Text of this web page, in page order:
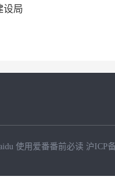
设局
使用爱番番前必读 沪ICP